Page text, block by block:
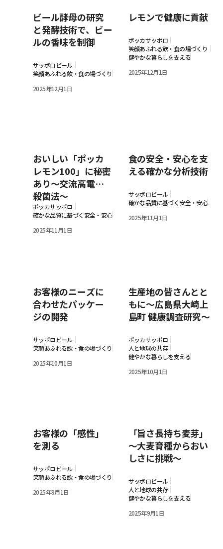
ビール酵母の研究
と発酵技術で、ビー
ルの香味を制御
サッポロビール
笑顔あふれる飲・食の場づくり
2025年12月1日
レモンで健康に貢献
ポッカサッポロ
笑顔あふれる飲・食の場づくり
健やかな暮らしを支える
2025年12月1日
おいしい「ポッカ
レモン100」に秘密
あり～交流高電界
殺菌法～
ポッカサッポロ
確かな品質に基づく安全・安心
2025年11月1日
食の安全・安心を支
える確かな分析技術
サッポロビール
確かな品質に基づく安全・安心
2025年11月1日
お客様のニーズに
合わせたパッケー
ジの開発
サッポロビール
笑顔あふれる飲・食の場づくり
2025年10月1日
生産地の皆さんとと
もに～広島県大崎上
島町 健康調査研究～
ポッカサッポロ
人と地球の共存
健やかな暮らしを支える
2025年10月1日
お客様の「感性」
を測る
サッポロビール
笑顔あふれる飲・食の場づくり
2025年9月1日
「旨さ長持ち麦芽」
～大麦育種からおい
しさに挑戦～
サッポロビール
人と地球の共存
健やかな暮らしを支える
2025年9月1日